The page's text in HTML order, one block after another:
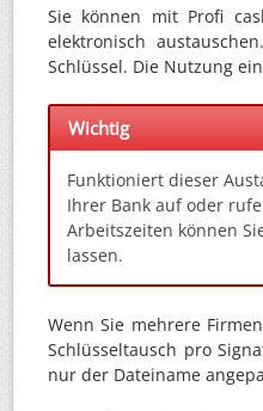
Sie können mit Profi
elektronisch
Schlüssel. Die Nutzung
Wichtig
Funktioniert dieser
Ihrer Bank auf oder
Arbeitszeiten können
lassen.
Wenn Sie mehrere
Schlüsseltausch pro
nur der Dateiname